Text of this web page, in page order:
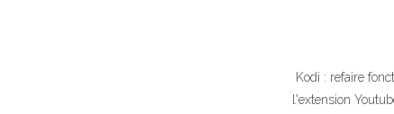
Kodi : refaire
l'extension